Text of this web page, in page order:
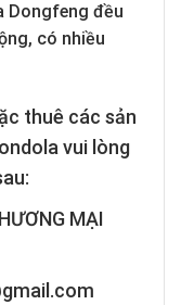
Dongfeng đều
có nhiều
thuê các sản
vui lòng
MẠI